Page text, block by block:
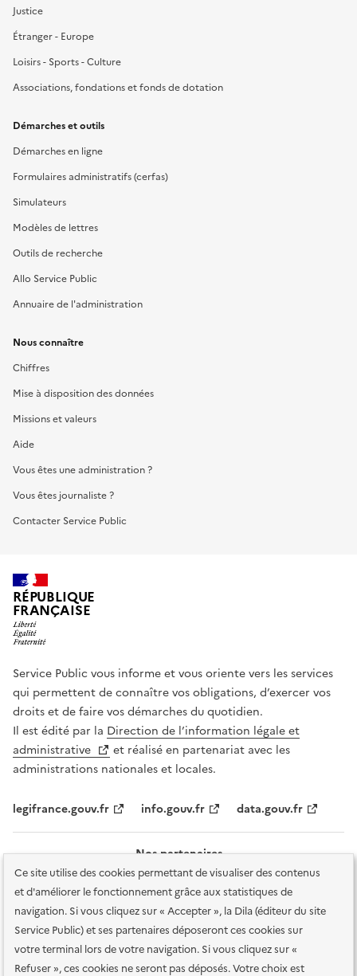
Ce site utilise des cookies permettant de visualiser des contenus
et d'améliorer le fonctionnement grâce aux statistiques de
navigation. Si vous cliquez sur « Accepter », la Dila (éditeur du site
Service Public) et ses partenaires déposeront ces cookies sur
votre terminal lors de votre navigation. Si vous cliquez sur «
Refuser », ces cookies ne seront pas déposés. Votre choix est
Justice
Étranger - Europe
Loisirs - Sports - Culture
Associations, fondations et fonds de dotation
Démarches et outils
Démarches en ligne
Formulaires administratifs (cerfas)
Simulateurs
Modèles de lettres
Outils de recherche
Allo Service Public
Annuaire de l'administration
Nous connaître
Chiffres
Mise à disposition des données
Missions et valeurs
Aide
Vous êtes une administration ?
Vous êtes journaliste ?
Contacter Service Public
RÉPUBLIQUE
FRANÇAISE
Service Public vous informe et vous oriente vers les services
qui permettent de connaître vos obligations, d’exercer vos
droits et de faire vos démarches du quotidien.
Il est édité par la Direction de l’information légale et
administrative
et réalisé en partenariat avec les
administrations nationales et locales.
legifrance.gouv.fr info.gouv.fr data.gouv.fr
Nos partenaires
Plan du site Accessibilité : totalement conforme Accessibilité des